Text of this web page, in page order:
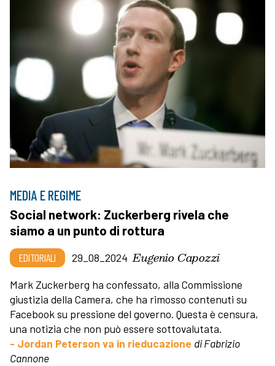
MEDIA E REGIME
Social network: Zuckerberg rivela che
siamo a un punto di rottura
EDITORIALI 29_08_2024 Eugenio Capozzi
Mark Zuckerberg ha confessato, alla Commissione
giustizia della Camera, che ha rimosso contenuti su
Facebook su pressione del governo. Questa è censura,
una notizia che non può essere sottovalutata.
- Jordan Peterson va in rieducazione di Fabrizio
Cannone